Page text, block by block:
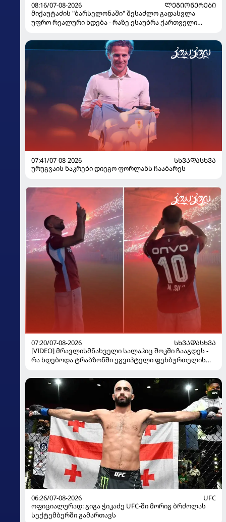
08:16/07-08-2026
ᲚᲔᲒᲘᲝᲜᲔᲠᲔᲑᲘ
მიქაუტაძის "ბარსელონაში" შესაძლო გადასვლა
უფრო რეალური ხდება - რაზე ესაუბრა ქართველი
07:41/07-08-2026
ᲡᲮᲕᲐᲓᲐᲡᲮᲕᲐ
ურუგვაის ნაკრები დიეგო ფორლანს ჩააბარეს
07:20/07-08-2026
ᲡᲮᲕᲐᲓᲐᲡᲮᲕᲐ
[VIDEO] მრავლისმნახველი სალაჰიც შოკში ჩააგდეს -
რა ხდებოდა ტრაბზონში ეგვიპტელი ფეხბურთელის
06:26/07-08-2026
UFC
ოფიციალურად: გიგა ჭიკაძე UFC-ში მორიგ ბრძოლას
სექტემბერში გამართავს